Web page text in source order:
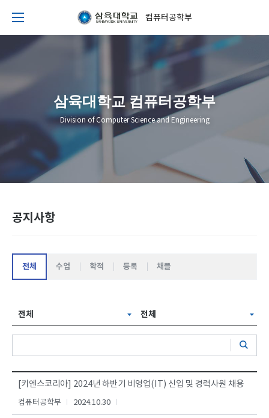
컴퓨터공학부
삼육대학교 컴퓨터공학부
Division of Computer Science and Engineering
공지사항
전체 수업 학적 등록 채플
전체 전체
[키엔스코리아] 2024년 하반기 비영업(IT) 신입 및 경력사원 채용
컴퓨터공학부 2024.10.30